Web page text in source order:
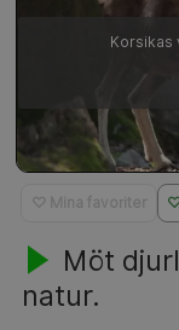
♡ Mina favoriter
Möt
natur.
Korsikas